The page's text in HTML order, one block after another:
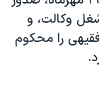
از شغل وکالت، و
را محکوم